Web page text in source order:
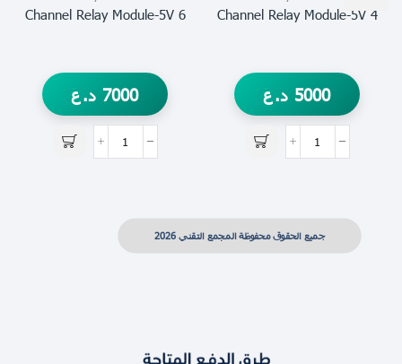
4 Channel Relay Module-5V
5000 د.ع
6 Channel Relay Module-5V
7000 د.ع
جميع الحقوق محفوظة المجمع التقني 2026